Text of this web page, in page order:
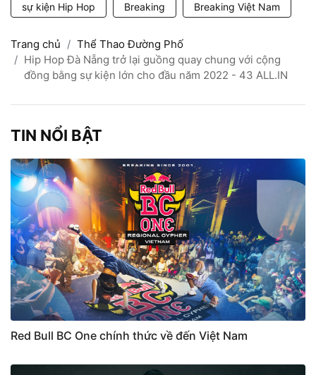
sự kiện Hip Hop Breaking Breaking Việt Nam
Trang chủ
Thể Thao Đường Phố
Hip Hop Đà Nẵng trở lại guồng quay chung với cộng
đồng bằng sự kiện lớn cho đầu năm 2022 - 43 ALL.IN
TIN NỔI BẬT
Red Bull BC One chính thức về đến Việt Nam